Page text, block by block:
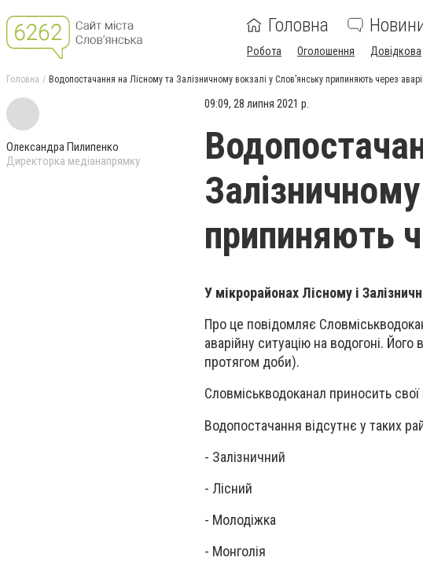
Головна
Робота Оголошення Довідкова
Головна Водопостачання на Лісному та Залізничному вокзалі у Слов’янську припиняють через
Олександра Пилипенко
Директорка медіанапрямку
09:09, 28 липня 2021 р.
припиняють
У мікрорайонах Лісному і
Про це повідомляє
аварійну ситуацію на водогоні.
протягом доби).
Словміськводоканал приносить
Водопостачання відсутнє у таких
- Залізничний
- Лісний
- Молодіжка
- Монголія